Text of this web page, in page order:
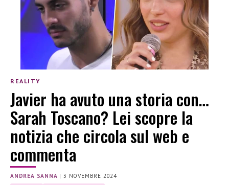
REALITY
Javier ha avuto una storia con…
Sarah Toscano? Lei scopre la
notizia che circola sul web e
commenta
ANDREA SANNA |3 NOVEMBRE 2024